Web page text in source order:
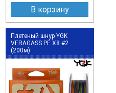
В корзину
Плетеный шнур YGK
VERAGASS PE X8 #2
(200м)